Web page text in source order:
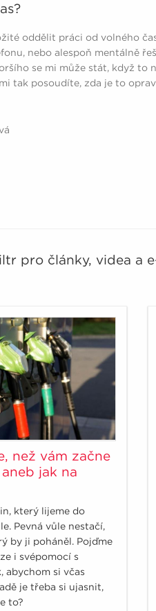
oddělit práci od volného
nebo alespoň mentálně
se mi může stát, když to
tak posoudíte, zda je to
pro články, videa a
než vám začne
jak na
který lijeme do
Pevná vůle nestačí,
by ji poháněl. Pojďme
i svépomocí s
abychom si včas
je třeba si ujasnit,
to?